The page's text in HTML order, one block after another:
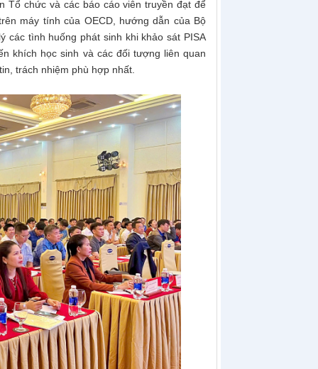
Tổ chức và các báo cáo viên truyền đạt để
máy tính của OECD, hướng dẫn của Bộ
tình huống phát sinh khi khảo sát PISA
khích học sinh và các đối tượng liên quan
trách nhiệm phù hợp nhất.
lý chất lượng
Nhiều hoạt động về nguồn ý nghĩa của Cán
bộ công chức, viên chức và người lao động
Cục...